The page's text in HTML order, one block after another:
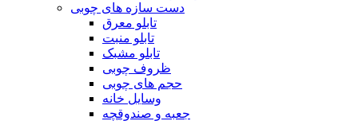
دست سازه های چوبی
تابلو معرق
تابلو منبت
تابلو مشبک
ظروف چوبی
حجم های چوبی
وسایل خانه
جعبه و صندوقچه